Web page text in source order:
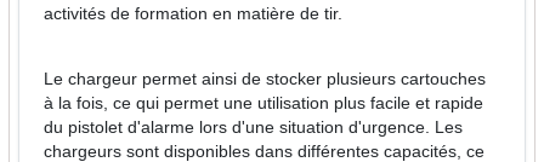
activités de formation en matière de tir.
Le chargeur permet ainsi de stocker plusieurs cartouches
à la fois, ce qui permet une utilisation plus facile et rapide
du pistolet d'alarme lors d'une situation d'urgence. Les
chargeurs sont disponibles dans différentes capacités, ce